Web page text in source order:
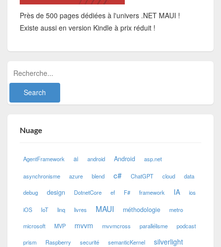
Près de 500 pages dédiées à l'univers .NET MAUI !
Existe aussi en version Kindle à prix réduit !
Nuage
AgentFramework ai android Android asp.net
asynchronisme azure blend c# ChatGPT cloud data
debug design DotnetCore ef F# framework IA ios
iOS IoT linq livres MAUI méthodologie metro
microsoft MVP mvvm mvvmcross parallélisme podcast
prism Raspberry securité semanticKernel silverlight